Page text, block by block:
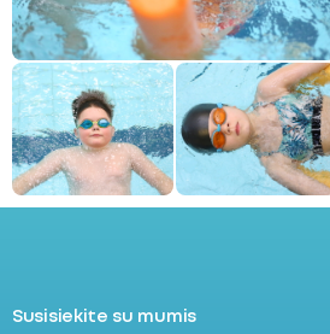
Susisiekite su mumis